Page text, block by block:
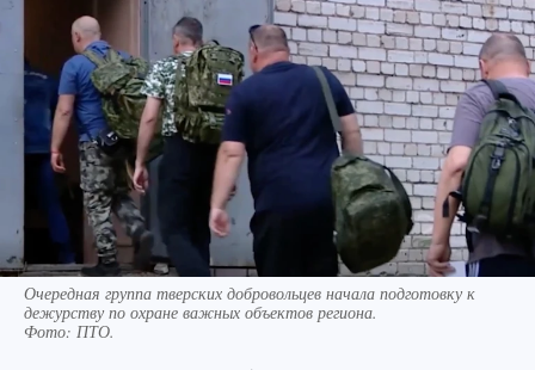
Очередная группа тверских добровольцев начала подготовку к
дежурству по охране важных объектов региона.
Фото: ПТО.